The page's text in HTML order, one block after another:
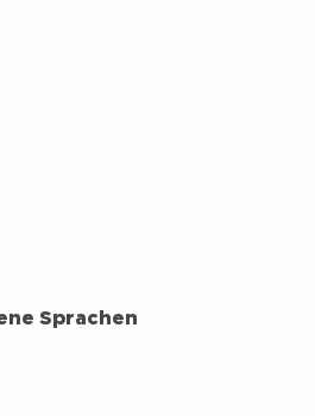
SPRACHEN
Sprachen